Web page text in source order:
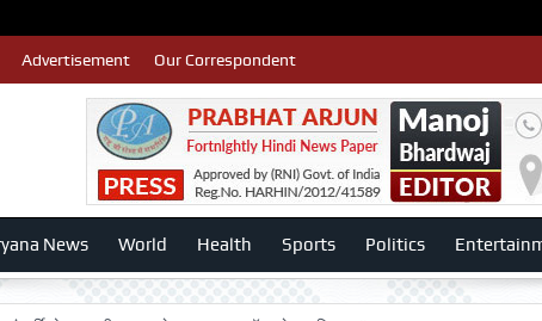
Advertisement Our Correspondent
News World Health Sports Politics